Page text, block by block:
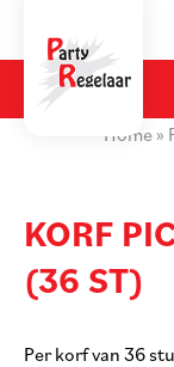
Home »
KORF
(36 ST)
Per korf van 36